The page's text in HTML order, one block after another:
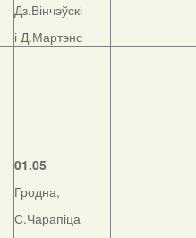
Дз.Вінчэўскі
і Д.Мартэнс
01.05
Гродна,
С.Чарапіца